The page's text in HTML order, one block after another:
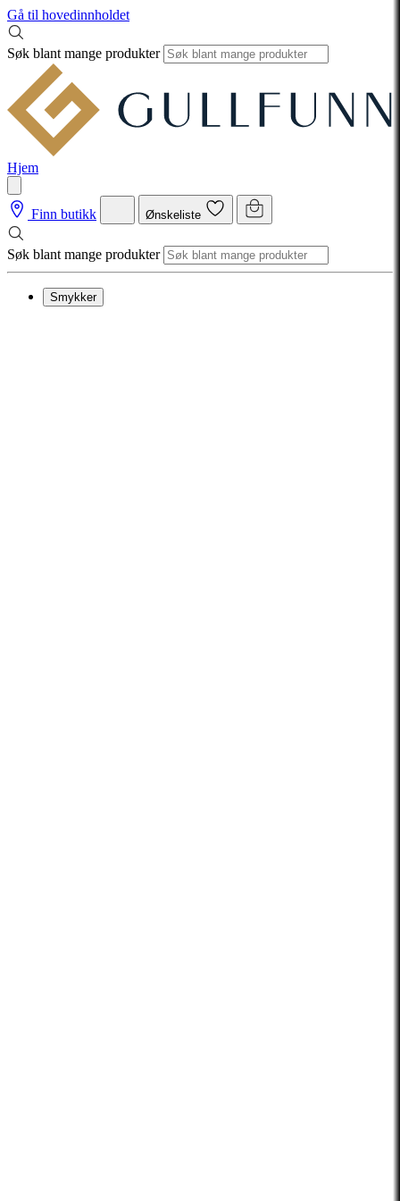
Gå til hovedinnholdet
Søk blant mange produkter
Hjem
Finn butikk Ønskeliste
Søk blant mange produkter
Smykker